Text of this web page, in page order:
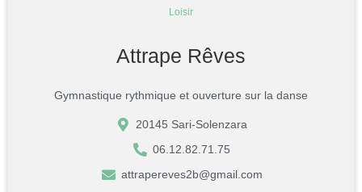
Loisir
Attrape Rêves
Gymnastique rythmique et ouverture sur la danse
20145 Sari-Solenzara
06.12.82.71.75
attrapereves2b@gmail.com